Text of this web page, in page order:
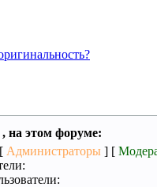
на этом форуме:
Администраторы ] [